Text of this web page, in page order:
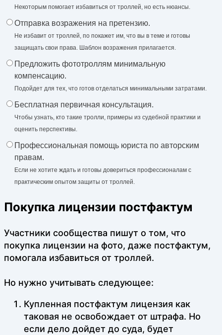
Некоторым помогает избавиться от троллей, но есть нюансы.
Отправка возражения на претензию.
Не избавит от троллей, по покажет им, что вы в теме и готовы
защищать свои права. Шаблон возражения прилагается.
Предложить фототроллям минимальную
компенсацию.
Подойдет для тех, что готов отделаться минимальными затратами.
Бесплатная первичная консультация.
Чтобы узнать, кто такие тролли, примеры из судебной практики и
оценить перспективы.
Профессиональная помощь юриста по авторским
правам.
Если не хотите ждать и готовы довериться профессионалам с
практическим опытом защиты от троллей.
Покупка лицензии постфактум
Участники сообщества пишут о том, что
покупка лицензии на фото, даже постфактум,
помогала избавиться от троллей.
Но нужно учитывать следующее:
Купленная постфактум лицензия как
таковая не освобождает от штрафа. Но
если дело дойдет до суда, будет